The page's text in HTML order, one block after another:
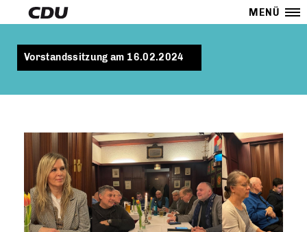
MENÜ
Vorstandssitzung am 16.02.2024